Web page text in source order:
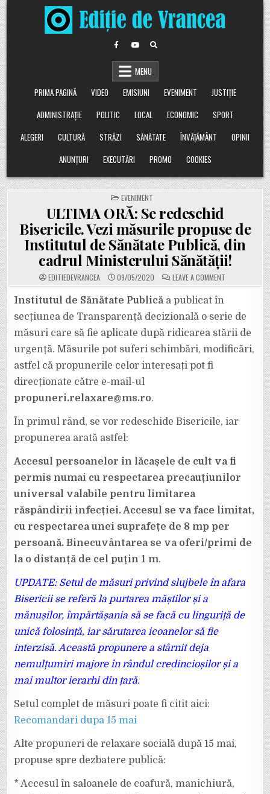
Skip
to
content
MENU
PRIMA PAGINĂ
VIDEO EMISIUNI EVENIMENT
JUSTIȚIE
ADMINISTRAȚIE
POLITIC LOCAL ECONOMIC
SPORT
ALEGERI
CULTURĂ STRĂZI SĂNĂTATE ÎNVĂȚĂMÂNT
OPINII
ANUNȚURI
EXECUTĂRI PROMO COOKIES
POSTED
IN
EVENIMENT
ULTIMA ORĂ: Se redeschid
Bisericile. Vezi măsurile propuse de
Institutul de Sănătate Publică, din
cadrul Ministerului Sănătății!
EDITIEDEVRANCEA 09/05/2020 LEAVE A COMMENTON
ULTIMA
BISERICILE.
VEZI
MĂSURILE
PROPUSE
INSTITUTUL
MINISTERULUI
Institutul de Sănătate Publicăa publicat în
secțiunea de Transparență decizională o serie de
măsuri care să fie aplicate după ridicarea stării de
urgență. Măsurile pot suferi schimbări, modificări,
astfel că propunerile celor interesați pot fi
direcționate către e-mail-ul
propuneri.relaxare@ms.ro.
În primul rând, se vor redeschide Bisericile, iar
propunerea arată astfel:
Accesul persoanelor în lăcașele de cult va fi
permis numai cu respectarea precauțiunilor
universal valabile pentru limitarea
răspândirii infecției. Accesul se va face limitat,
cu respectarea unei suprafețe de 8 mp per
persoană. Binecuvântarea se va oferi/primi de
la o distanță de cel puțin 1 m.
UPDATE: Setul de măsuri privind slujbele în afara
Bisericii se referă la purtarea măștilor și a
mănușilor, împărtășania să se facă cu linguriță de
unică folosință, iar sărutarea icoanelor să fie
interzisă. Această propunere a stârnit deja
nemulțumiri majore în rândul credincioșilor și a
mai multor ierarhi din țară.
Setul complet de măsuri poate fi citit aici:
Recomandari dupa 15 mai
Alte propuneri de relaxare socială după 15 mai,
propuse spre dezbatere publică:
* Accesul în saloanele de coafură, manichiură,